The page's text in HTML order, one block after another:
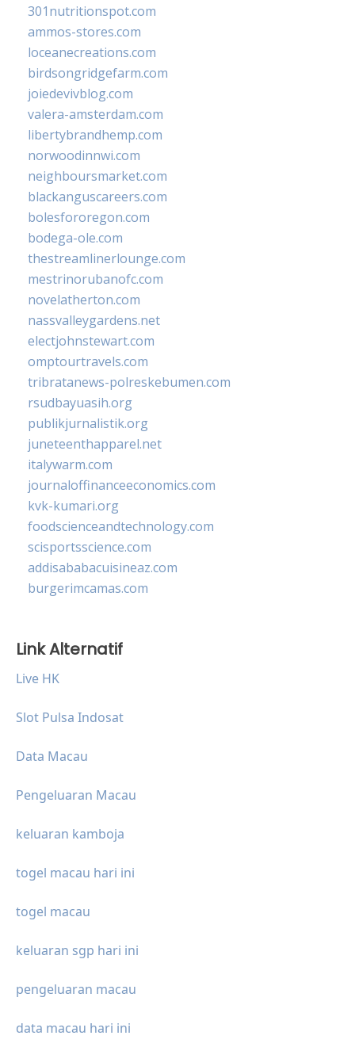
301nutritionspot.com
ammos-stores.com
loceanecreations.com
birdsongridgefarm.com
joiedevivblog.com
valera-amsterdam.com
libertybrandhemp.com
norwoodinnwi.com
neighboursmarket.com
blackanguscareers.com
bolesfororegon.com
bodega-ole.com
thestreamlinerlounge.com
mestrinorubanofc.com
novelatherton.com
nassvalleygardens.net
electjohnstewart.com
omptourtravels.com
tribratanews-polreskebumen.com
rsudbayuasih.org
publikjurnalistik.org
juneteenthapparel.net
italywarm.com
journaloffinanceeconomics.com
kvk-kumari.org
foodscienceandtechnology.com
scisportsscience.com
addisababacuisineaz.com
burgerimcamas.com
Link Alternatif
Live HK
Slot Pulsa Indosat
Data Macau
Pengeluaran Macau
keluaran kamboja
togel macau hari ini
togel macau
keluaran sgp hari ini
pengeluaran macau
data macau hari ini